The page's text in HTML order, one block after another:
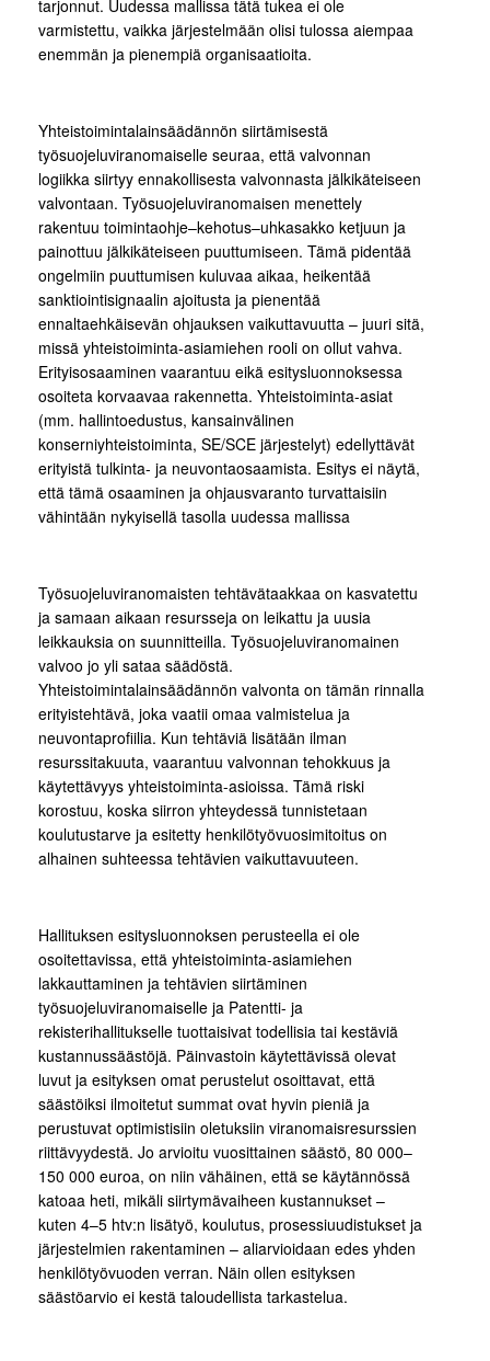
tarjonnut. Uudessa mallissa tätä tukea ei ole
varmistettu, vaikka järjestelmään olisi tulossa aiempaa
enemmän ja pienempiä organisaatioita.
Yhteistoimintalainsäädännön siirtämisestä
työsuojeluviranomaiselle seuraa, että valvonnan
logiikka siirtyy ennakollisesta valvonnasta jälkikäteiseen
valvontaan. Työsuojeluviranomaisen menettely
rakentuu toimintaohje–kehotus–uhkasakko ketjuun ja
painottuu jälkikäteiseen puuttumiseen. Tämä pidentää
ongelmiin puuttumisen kuluvaa aikaa, heikentää
sanktiointisignaalin ajoitusta ja pienentää
ennaltaehkäisevän ohjauksen vaikuttavuutta – juuri sitä,
missä yhteistoiminta-asiamiehen rooli on ollut vahva.
Erityisosaaminen vaarantuu eikä esitysluonnoksessa
osoiteta korvaavaa rakennetta. Yhteistoiminta-asiat
(mm. hallintoedustus, kansainvälinen
konserniyhteistoiminta, SE/SCE järjestelyt) edellyttävät
erityistä tulkinta- ja neuvontaosaamista. Esitys ei näytä,
että tämä osaaminen ja ohjausvaranto turvattaisiin
vähintään nykyisellä tasolla uudessa mallissa
Työsuojeluviranomaisten tehtävätaakkaa on kasvatettu
ja samaan aikaan resursseja on leikattu ja uusia
leikkauksia on suunnitteilla. Työsuojeluviranomainen
valvoo jo yli sataa säädöstä.
Yhteistoimintalainsäädännön valvonta on tämän rinnalla
erityistehtävä, joka vaatii omaa valmistelua ja
neuvontaprofiilia. Kun tehtäviä lisätään ilman
resurssitakuuta, vaarantuu valvonnan tehokkuus ja
käytettävyys yhteistoiminta-asioissa. Tämä riski
korostuu, koska siirron yhteydessä tunnistetaan
koulutustarve ja esitetty henkilötyövuosimitoitus on
alhainen suhteessa tehtävien vaikuttavuuteen.
Hallituksen esitysluonnoksen perusteella ei ole
osoitettavissa, että yhteistoiminta-asiamiehen
lakkauttaminen ja tehtävien siirtäminen
työsuojeluviranomaiselle ja Patentti- ja
rekisterihallitukselle tuottaisivat todellisia tai kestäviä
kustannussäästöjä. Päinvastoin käytettävissä olevat
luvut ja esityksen omat perustelut osoittavat, että
säästöiksi ilmoitetut summat ovat hyvin pieniä ja
perustuvat optimistisiin oletuksiin viranomaisresurssien
riittävyydestä. Jo arvioitu vuosittainen säästö, 80 000–
150 000 euroa, on niin vähäinen, että se käytännössä
katoaa heti, mikäli siirtymävaiheen kustannukset –
kuten 4–5 htv:n lisätyö, koulutus, prosessiuudistukset ja
järjestelmien rakentaminen – aliarvioidaan edes yhden
henkilötyövuoden verran. Näin ollen esityksen
säästöarvio ei kestä taloudellista tarkastelua.